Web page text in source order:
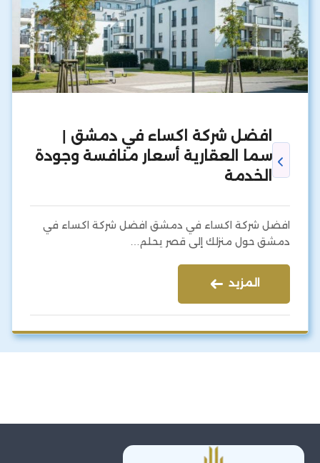
افضل شركة اكساء في دمشق |
سما العقارية أسعار منافسة وجودة
الخدمة
افضل شركة اكساء في دمشق افضل شركة اكساء في
دمشق حول منزلك إلى قصر يحلم…
المزيد